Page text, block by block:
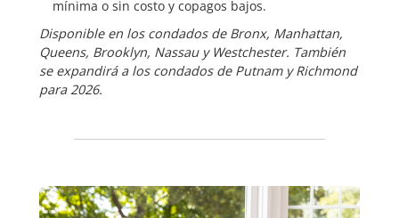
mínima o sin costo y copagos bajos.
Disponible en los condados de Bronx, Manhattan,
Queens, Brooklyn, Nassau y Westchester. También
se expandirá a los condados de Putnam y Richmond
para 2026.